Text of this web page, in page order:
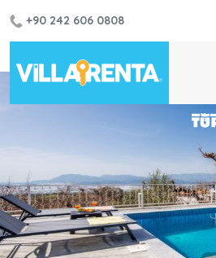
+90 242 606 0808